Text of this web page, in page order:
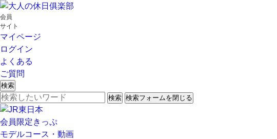
会員
サイト
マイページ
ログイン
よくある
ご質問
検索
検索 検索フォームを閉じる
会員限定きっぷ
モデルコース・動画